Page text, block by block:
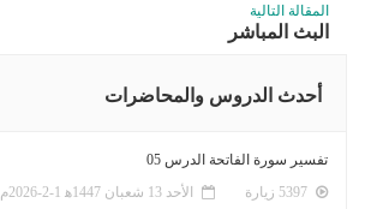
المقالة التالية
البث المباشر
أحدث الدروس والمحاضرات
تفسير سورة الفاتحة الدرس 05
الأحد 13 شعبان 1447ﻫ 1-2-2026م